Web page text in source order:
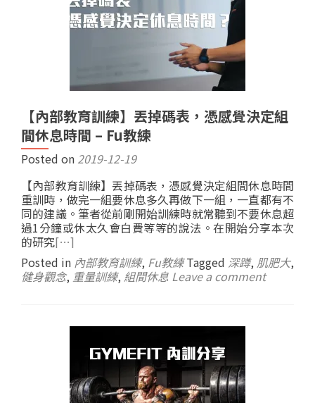
【內部教育訓練】丟掉碼表，憑感覺決定組
間休息時間 – Fu教練
Posted on 2019-12-19
【內部教育訓練】丟掉碼表，憑感覺決定組間休息時間
重訓時，做完一組要休息多久再做下一組，一直都有不
同的建議。筆者從前剛開始訓練時就常聽到不要休息超
過1分鐘或休太久會白費等等的說法。在開始分享本次
的研究[…]
Posted in 內部教育訓練, Fu教練 Tagged 深蹲, 肌肥大,
健身觀念, 重量訓練, 組間休息 Leave a comment